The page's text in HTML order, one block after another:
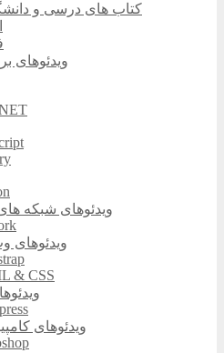
کتاب های درسی و
ویدئوهای
ویدئوهای شبکه
ویدئوهای
& CSS
ویدئوهای